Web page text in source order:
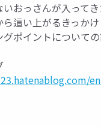
いおっさんが入って
這い上がるきっか
ポイントについての